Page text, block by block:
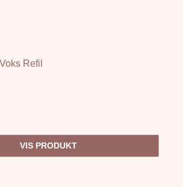
Refil
VIS PRODUKT